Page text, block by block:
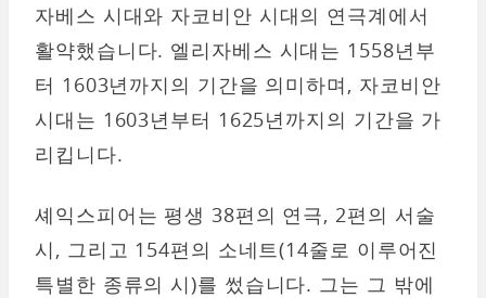
자베스 시대와 자코비안 시대의 연극계에서
활약했습니다. 엘리자베스 시대는 1558년부
터 1603년까지의 기간을 의미하며, 자코비안
시대는 1603년부터 1625년까지의 기간을 가
리킵니다.
셰익스피어는 평생 38편의 연극, 2편의 서술
시, 그리고 154편의 소네트(14줄로 이루어진
특별한 종류의 시)를 썼습니다. 그는 그 밖에